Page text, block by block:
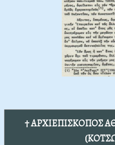
† ΑΡΧΙΕΠΙΣΚΟΠΟΣ